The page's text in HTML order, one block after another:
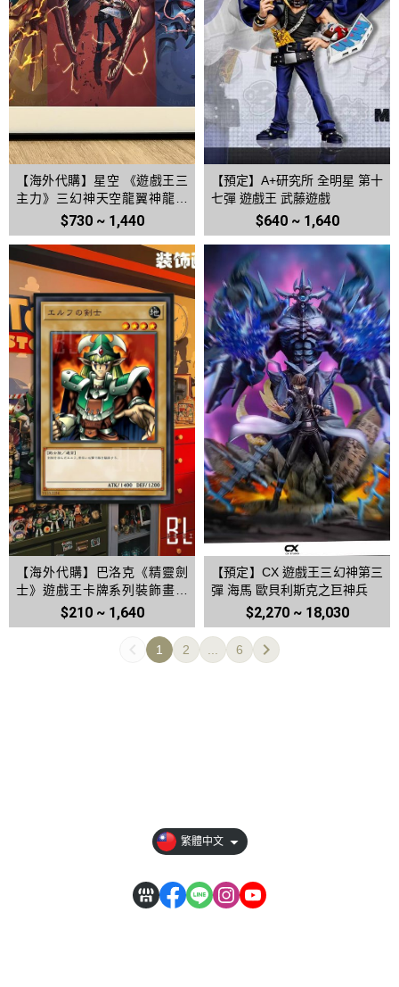
【海外代購】星空 《遊戲王三
主力》三幻神天空龍翼神龍巨
神兵海馬阿圖姆武藤遊戲黑魔
導裝飾畫
$730 ~ 1,440
【預定】A+研究所 全明星 第十
七彈 遊戲王 武藤遊戲
$640 ~ 1,640
【海外代購】巴洛克《精靈劍
士》遊戲王卡牌系列裝飾畫冰
$210 ~ 1,640
【預定】CX 遊戲王三幻神第三
彈 海馬 歐貝利斯克之巨神兵
$2,270 ~ 18,030
1 2 6
繁體中文